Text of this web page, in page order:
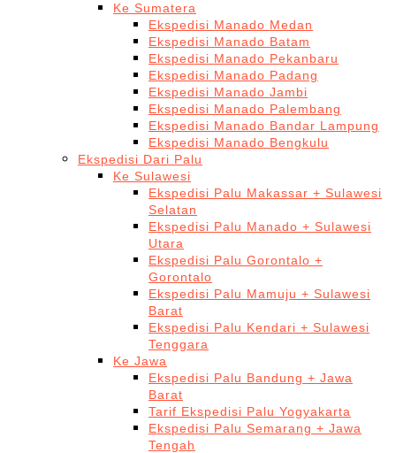
Ke Sumatera
Ekspedisi Manado Medan
Ekspedisi Manado Batam
Ekspedisi Manado Pekanbaru
Ekspedisi Manado Padang
Ekspedisi Manado Jambi
Ekspedisi Manado Palembang
Ekspedisi Manado Bandar Lampung
Ekspedisi Manado Bengkulu
Ekspedisi Dari Palu
Ke Sulawesi
Ekspedisi Palu Makassar + Sulawesi
Selatan
Ekspedisi Palu Manado + Sulawesi
Utara
Ekspedisi Palu Gorontalo +
Gorontalo
Ekspedisi Palu Mamuju + Sulawesi
Barat
Ekspedisi Palu Kendari + Sulawesi
Tenggara
Ke Jawa
Ekspedisi Palu Bandung + Jawa
Barat
Tarif Ekspedisi Palu Yogyakarta
Ekspedisi Palu Semarang + Jawa
Tengah